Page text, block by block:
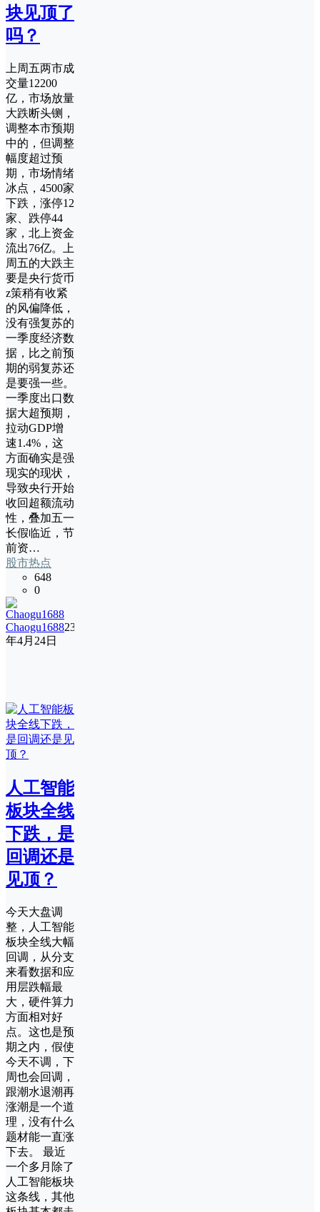
块见顶了
吗？
上周五两市成
交量12200
亿，市场放量
大跌断头铡，
调整本市预期
中的，但调整
幅度超过预
期，市场情绪
冰点，4500家
下跌，涨停12
家、跌停44
家，北上资金
流出76亿。上
周五的大跌主
要是央行货币
z策稍有收紧
的风偏降低，
没有强复苏的
一季度经济数
据，比之前预
期的弱复苏还
是要强一些。
一季度出口数
据大超预期，
拉动GDP增
速1.4%，这
方面确实是强
现实的现状，
导致央行开始
收回超额流动
性，叠加五一
长假临近，节
前资…
股市热点
648
0
Chaogu168823
年4月24日
人工智能
板块全线
下跌，是
回调还是
见顶？
今天大盘调
整，人工智能
板块全线大幅
回调，从分支
来看数据和应
用层跌幅最
大，硬件算力
方面相对好
点。这也是预
期之内，假使
今天不调，下
周也会回调，
跟潮水退潮再
涨潮是一个道
理，没有什么
题材能一直涨
下去。 最近
一个多月除了
人工智能板块
这条线，其他